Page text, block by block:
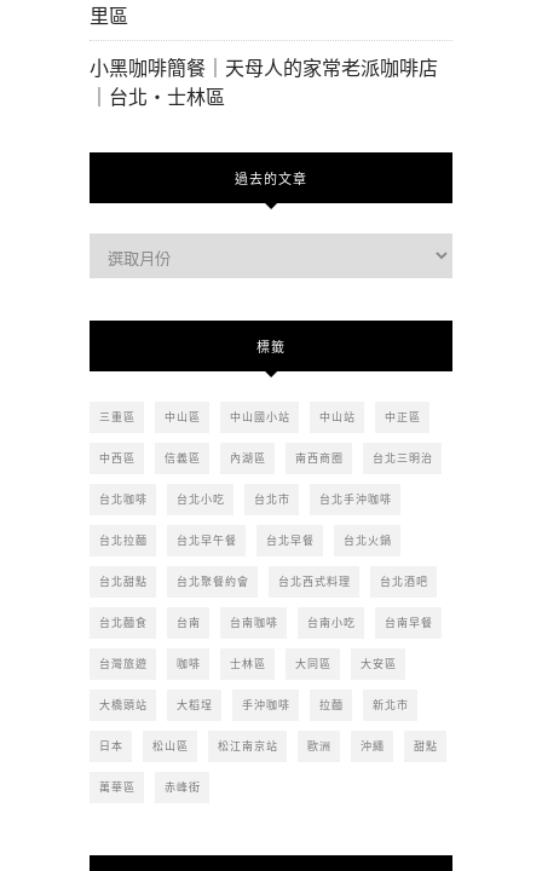
里區
小黑咖啡簡餐｜天母人的家常老派咖啡店
｜台北・士林區
過去的文章
去
標籤
三重區 中山區 中山國小站 中山站 中正區
中西區 信義區 內湖區 南西商圈 台北三明治
台北咖啡 台北小吃 台北市 台北手沖咖啡
台北拉麵 台北早午餐 台北早餐 台北火鍋
台北甜點 台北聚餐約會 台北西式料理 台北酒吧
台北麵食 台南 台南咖啡 台南小吃 台南早餐
台灣旅遊 咖啡 士林區 大同區 大安區
大橋頭站 大稻埕 手沖咖啡 拉麵 新北市
日本 松山區 松江南京站 歐洲 沖繩 甜點
萬華區 赤峰街